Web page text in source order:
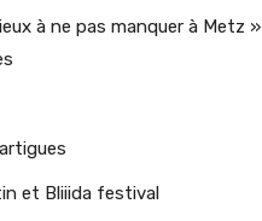
à ne pas manquer à Metz »
et Bliiida festival